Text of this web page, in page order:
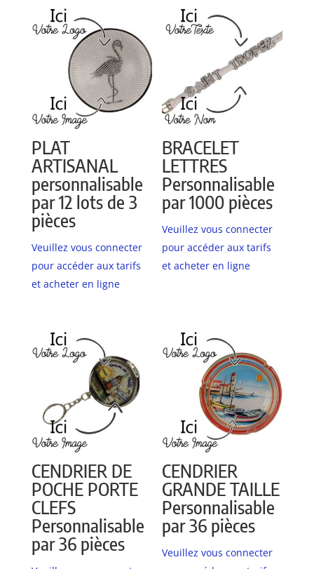
PLAT
ARTISANAL
personnalisable
par 12 lots de 3
pièces
Veuillez vous connecter
pour accéder aux tarifs
et acheter en ligne
BRACELET
LETTRES
Personnalisable
par 1000 pièces
Veuillez vous connecter
pour accéder aux tarifs
et acheter en ligne
CENDRIER DE
POCHE PORTE
CLEFS
Personnalisable
par 36 pièces
CENDRIER
GRANDE TAILLE
Personnalisable
par 36 pièces
Veuillez vous connecter